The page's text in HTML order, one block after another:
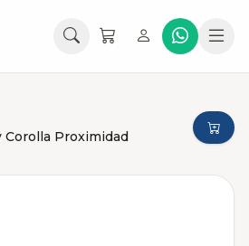
Corolla Proximidad